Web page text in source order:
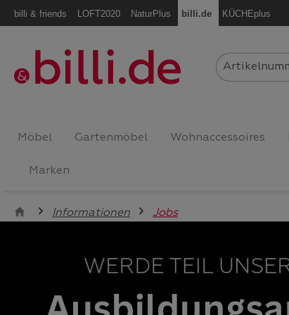
Hauptinhalt springen
Zur Suche springen
Zur Hauptnavigation springen
billi & friends LOFT2020 NaturPlus billi.de KÜCHEplus
Möbel Gartenmöbel Wohnaccessoires
Marken
Informationen Jobs